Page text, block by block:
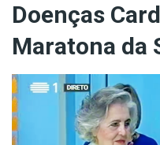
Doenças
Maratona da